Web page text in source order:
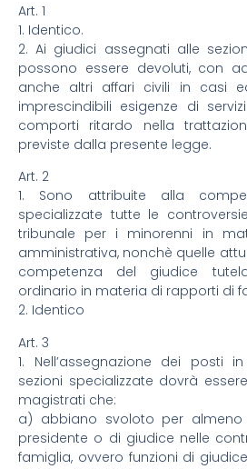
Art. 1
1. Identico.
2. Ai giudici assegnati alle
possono essere devoluti, con
anche altri affari civili in casi
imprescindibili esigenze di
comporti ritardo nella
previste dalla presente legge.
Art. 2
1. Sono attribuite alla
specializzate tutte le
tribunale per i minorenni in
amministrativa, nonchè quelle
competenza del giudice
ordinario in materia di rapporti di
2. Identico
Art. 3
1. Nell’assegnazione dei posti
sezioni specializzate dovrà
magistrati che:
a) abbiano svoloto per
presidente o di giudice nelle
famiglia, ovvero funzioni di